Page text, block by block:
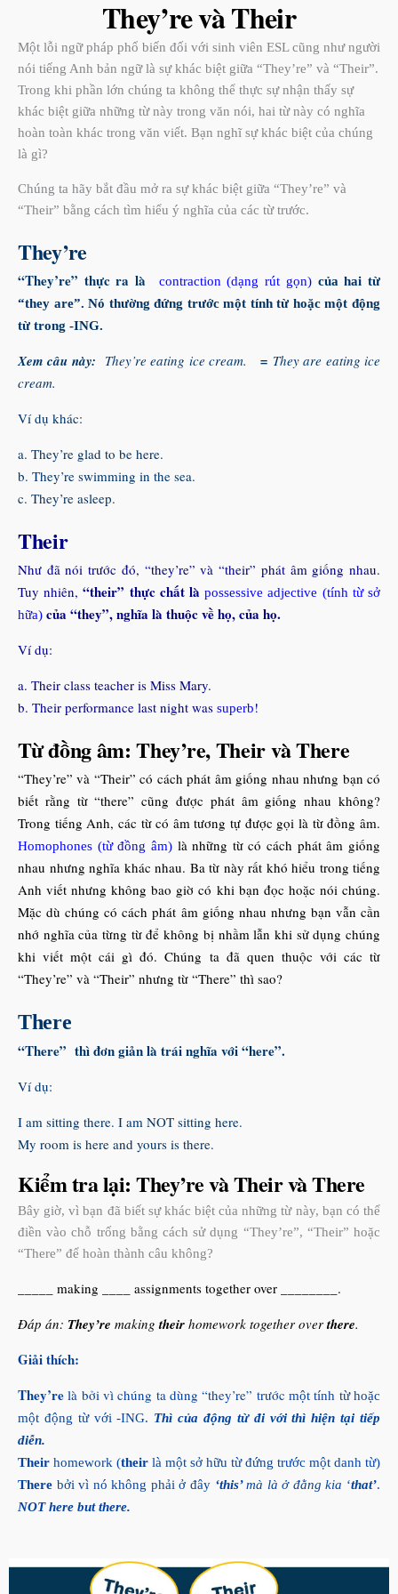
They’re và Their
Một lỗi ngữ pháp phổ biến đối với sinh viên ESL cũng như người
nói tiếng Anh bản ngữ là sự khác biệt giữa “They’re” và “Their”.
Trong khi phần lớn chúng ta không thể thực sự nhận thấy sự
khác biệt giữa những từ này trong văn nói, hai từ này có nghĩa
hoàn toàn khác trong văn viết. Bạn nghĩ sự khác biệt của chúng
là gì?
Chúng ta hãy bắt đầu mở ra sự khác biệt giữa “They’re” và
“Their” bằng cách tìm hiểu ý nghĩa của các từ trước.
They’re
“They’re” thực ra là contraction (dạng rút gọn)của hai từ
“they are”. Nó thường đứng trước một tính từ hoặc một động
từ trong -ING.
Xem câu này: They’re eating ice cream.= They are eating ice
cream.
Ví dụ khác:
a. They’re glad to be here.
b. They’re swimming in the sea.
c. They’re asleep.
Their
Như đã nói trước đó, “they’re” và “their” phát âm giống nhau.
Tuy nhiên,“their” thực chất làpossessive adjective (tính từ sở
hữa) của “they”, nghĩa là thuộc về họ, của họ.
Ví dụ:
a. Their class teacher is Miss Mary.
b. Their performance last night was superb!
Từ đồng âm: They’re, Their và There
“They’re” và “Their” có cách phát âm giống nhau nhưng bạn có
biết rằng từ “there” cũng được phát âm giống nhau không?
Trong tiếng Anh, các từ có âm tương tự được gọi là từ đồng âm.
Homophones (từ đồng âm)là những từ có cách phát âm giống
nhau nhưng nghĩa khác nhau. Ba từ này rất khó hiểu trong tiếng
Anh viết nhưng không bao giờ có khi bạn đọc hoặc nói chúng.
Mặc dù chúng có cách phát âm giống nhau nhưng bạn vẫn cần
nhớ nghĩa của từng từ để không bị nhầm lẫn khi sử dụng chúng
khi viết một cái gì đó. Chúng ta đã quen thuộc với các từ
“They’re” và “Their” nhưng từ “There” thì sao?
There
“There” thì đơn giản là trái nghĩa với “here”.
Ví dụ:
I am sitting there. I am NOT sitting here.
My room is here and yours is there.
Kiểm tra lại: They’re và Their và There
Bây giờ, vì bạn đã biết sự khác biệt của những từ này, bạn có thể
điền vào chỗ trống bằng cách sử dụng “They’re”, “Their” hoặc
“There” để hoàn thành câu không?
_____ making ____ assignments together over ________.
Đáp án: They’re making their homework together over there.
Giải thích:
They’re là bởi vì chúng ta dùng “they’re” trước một tính từ hoặc
một động từ với -ING. Thì của động từ đi với thì hiện tại tiếp
diễn.
Their homework (their là một sở hữu từ đứng trước một danh từ)
There bởi vì nó không phải ở đây ‘this’mà là ở đằng kia ‘that’.
NOT here but there.